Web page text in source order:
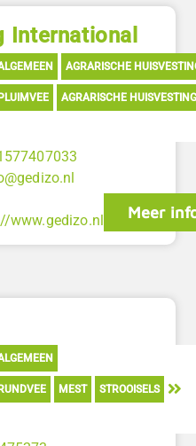
International
AGRARISCHE
AGRARISCHE
www.gedizo.nl
Meer
MEST STROOISELS